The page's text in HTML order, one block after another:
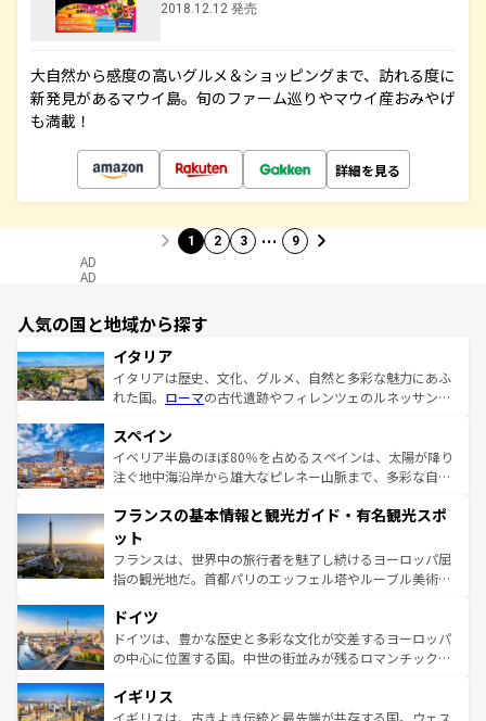
2018.12.12 発売
大自然から感度の高いグルメ＆ショッピングまで、訪れる度に
新発見があるマウイ島。旬のファーム巡りやマウイ産おみやげ
も満載！
詳細を見る
1 2 3 … 9
AD
AD
人気の国と地域から探す
イタリア
イタリアは歴史、文化、グルメ、自然と多彩な魅力にあふ
れた国。 ローマの古代遺跡やフィレンツェのルネッサンス
ろん、トスカーナの美しい田園風景やアマルフィ海岸の絶
景など、自然景観も見逃せない。観光の合間には、本場の
ピザやパスタなど、絶品のイタリア料理を堪能することも
ませてくれるイタリアで、忘れられない旅をしてみよう！
なお、新着のイタリア情報は
しい。
スペイン
イベリア半島のほぼ80％を占めるスペインは、太陽が降り
注ぐ地中海沿岸から雄大なピレネー山脈まで、多彩な自然
文化が根付くこの国では、情熱的なフラメンコ、熱気あふ
れる闘牛、そして美味しいタパスが生活の一部となってい
る。首都マドリードの洗練された雰囲気や、バルセロナの
アートに溢れた街角から、地方では古代ローマ遺跡や中世
せる。地方によって風土や気候が異なるスペインはその個
性で訪れる人を魅了する。 なお、新着のスペイン情報は コ
ンテンツ一覧を参照してほしい。
フランスの基本情報と観光ガイド・有名観光スポ
ット
フランスは、世界中の旅行者を魅了し続けるヨーロッパ屈
指の観光地だ。首都パリのエッフェル塔やルーブル美術館
で、幅広い魅力が詰まっている。華麗な宮殿、歴史的な大
聖堂、美しいビーチ、そして豊かな自然が、訪れる者を心
から魅了する。また、フランスは美食の国としても知ら
いる。シャンパンの発祥地であるランス、プロヴァンスの
香り高いラベンダー畑など、多彩な楽しみ方が可能だ。さ
ドイツ
ドイツは、豊かな歴史と多彩な文化が交差するヨーロッパ
の中心に位置する国。中世の街並みが残るロマンチック街
顔を持つこの国は、どこを歩いても飽きることがない。ベ
ルリンの文化的活気、バイエルン州のアルプスの絶景、そ
イギリス
イギリスは、古きよき伝統と最先端が共存する国。ウェス